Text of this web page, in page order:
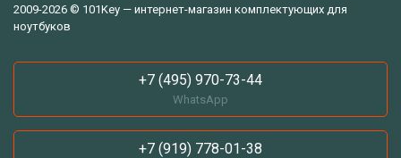
2009-2026 © 101Key — интернет-магазин комплектующих для
ноутбуков
+7 (495) 970-73-44
WhatsApp
+7 (919) 778-01-38